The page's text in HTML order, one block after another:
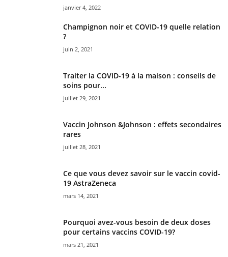
janvier 4, 2022
Champignon noir et COVID-19 quelle relation
?
juin 2, 2021
Traiter la COVID-19 à la maison : conseils de
soins pour...
juillet 29, 2021
Vaccin Johnson &Johnson : effets secondaires
rares
juillet 28, 2021
Ce que vous devez savoir sur le vaccin covid-
19 AstraZeneca
mars 14, 2021
Pourquoi avez-vous besoin de deux doses
pour certains vaccins COVID-19?
mars 21, 2021